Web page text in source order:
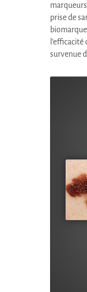
prise de
survenue